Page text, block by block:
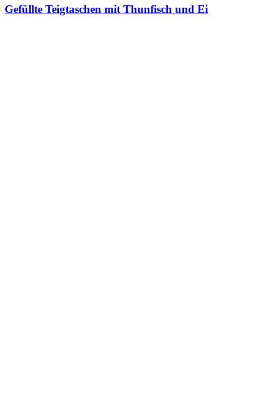
Gefüllte Teigtaschen mit Thunfisch und Ei